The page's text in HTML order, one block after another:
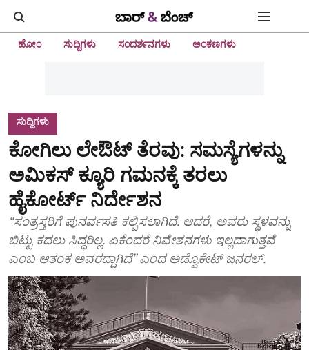
ಹೋಂ ಸುದ್ದಿಗಳು ಸಂದರ್ಶನಗಳು ಅಂಕಣಗಳು
ಸುದ್ದಿಗಳು
ಕೋಗಿಲು ಲೇಔಟ್‌ ತೆರವು: ಸಮಸ್ಯೆಗಳನ್ನು
ಅಮಿಕಸ್‌ ಕ್ಯೂರಿ ಗಮನಕ್ಕೆ ತರಲು
ಹೈಕೋರ್ಟ್‌ ನಿರ್ದೇಶನ
“ಸಂತ್ರಸ್ತರಿಗೆ ಪುನರ್ವಸತಿ ಕಲ್ಪಿಸಲಾಗಿದೆ. ಆದರೆ, ಅವರು ಸ್ಥಳವನ್ನು
ಬಿಟ್ಟು ಕದಲು ಸಿದ್ಧರಿಲ್ಲ. ಏಕೆಂದರೆ ನಿವೇಶನಗಳು ಇಲ್ಲದಾಗುತ್ತವೆ
ಎಂಬ ಆತಂಕ ಅವರದ್ದಾಗಿದೆ” ಎಂದ ಅಡ್ವೊಕೇಟ್‌ ಜನರಲ್.‌